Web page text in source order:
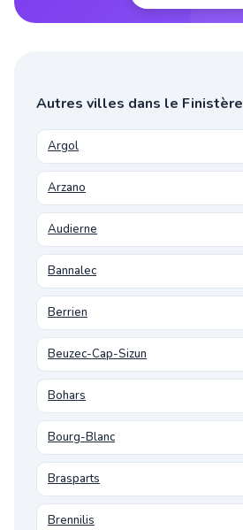
Autres villes dans le Finistère
Argol
Arzano
Audierne
Bannalec
Berrien
Beuzec-Cap-Sizun
Bohars
Bourg-Blanc
Brasparts
Brennilis